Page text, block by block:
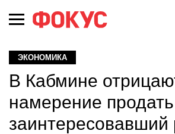
ЭКОНОМИКА
В Кабмине
намерение продать
заинтересовавший